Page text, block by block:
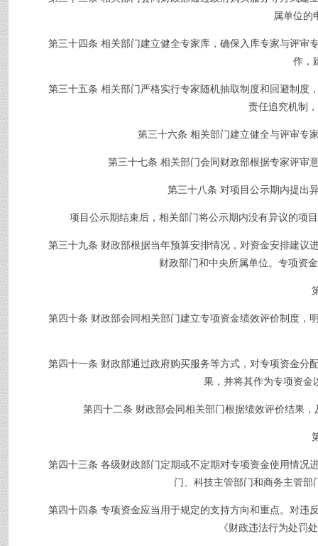
属单位的
第三十四条 相关部门建立健全专家库，确保入库专家与评审
作，
第三十五条 相关部门严格实行专家随机抽取制度和回避制度
责任追究机制
第三十六条 相关部门建立健全与评审专
第三十七条 相关部门会同财政部根据专家评审
第三十八条 对项目公示期内提出
项目公示期结束后，相关部门将公示期内没有异议的项目
第三十九条 财政部根据当年预算安排情况，对资金安排建议
财政部门和中央所属单位。专项资
第四十条 财政部会同相关部门建立专项资金绩效评价制度，
第四十一条 财政部通过政府购买服务等方式，对专项资金分
果，并将其作为专项资金
第四十二条 财政部会同相关部门根据绩效评价结果
第四十三条 各级财政部门定期或不定期对专项资金使用情况
门、科技主管部门和商务主管
第四十四条 专项资金应当用于规定的支持方向和重点。对违
《财政违法行为处罚